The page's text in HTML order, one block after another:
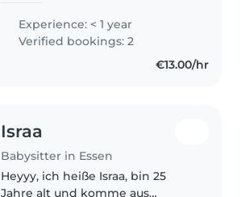
geduldige, zuverlassige und
freundliche Person. Obwohl ich
Experience: < 1 year
Verified bookings: 2
€13.00/hr
Israa
Babysitter in Essen
Heyyy, ich heiße Israa, bin 25
Jahre alt und komme aus